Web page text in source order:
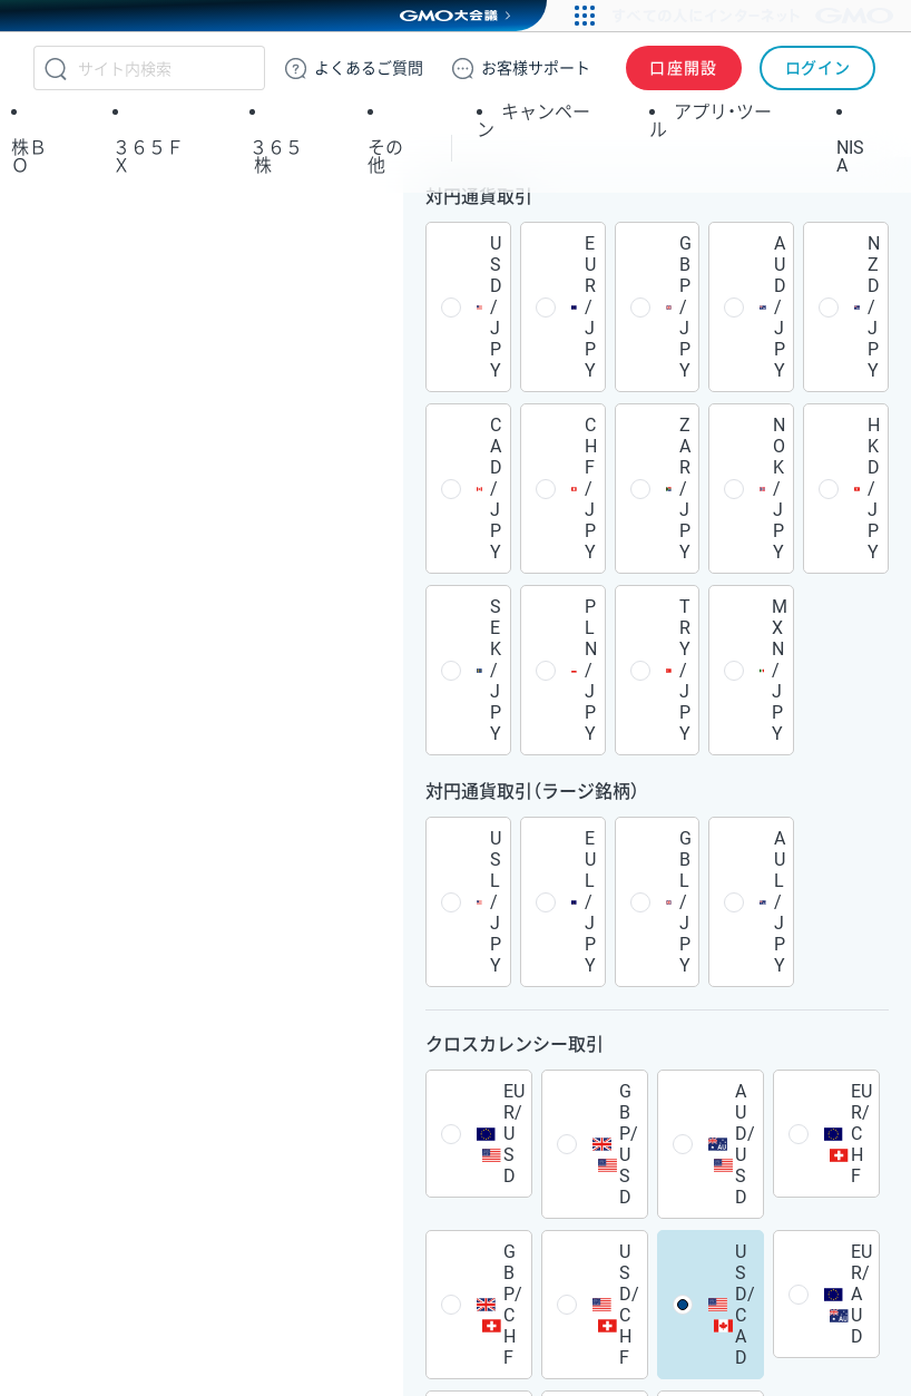
GMOクリック証券
よくある ご質問 お客様サポート 口座開設 ログイン
株Ｂ
Ｏ
３６５Ｆ
Ｘ
３６５
株
その
他
キャンペー
ン
アプリ・ツー
ル
NIS
A
対円通貨取引
U
S
D
/
J
P
Y
E
U
R
/
J
P
Y
G
B
P
/
J
P
Y
A
U
D
/
J
P
Y
N
Z
D
/
J
P
Y
C
A
D
/
J
P
Y
C
H
F
/
J
P
Y
Z
A
R
/
J
P
Y
N
O
K
/
J
P
Y
H
K
D
/
J
P
Y
S
E
K
/
J
P
Y
P
L
N
/
J
P
Y
T
R
Y
/
J
P
Y
M
X
N
/
J
P
Y
対円通貨取引（ラージ銘柄）
U
S
L
/
J
P
Y
E
U
L
/
J
P
Y
G
B
L
/
J
P
Y
A
U
L
/
J
P
Y
クロスカレンシー取引
EU
R/
U
S
D
G
B
P/
U
S
D
A
U
D/
U
S
D
EU
R/
C
H
F
G
B
P/
C
H
F
U
S
D/
C
H
F
U
S
D/
C
A
D
EU
R/
A
U
D